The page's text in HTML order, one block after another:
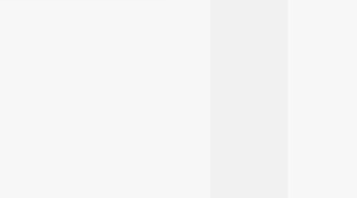
informazioni sul
che l’Utente ha fornito